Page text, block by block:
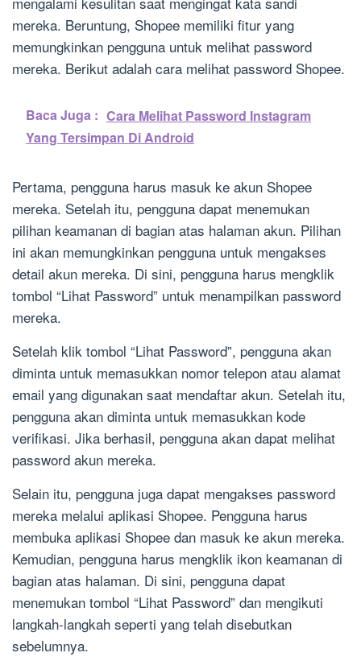
mereka. Beruntung, Shopee memiliki fitur yang
memungkinkan pengguna untuk melihat password
mereka. Berikut adalah cara melihat password Shopee.
Baca Juga : Cara Melihat Password Instagram
Yang Tersimpan Di Android
Pertama, pengguna harus masuk ke akun Shopee
mereka. Setelah itu, pengguna dapat menemukan
pilihan keamanan di bagian atas halaman akun. Pilihan
ini akan memungkinkan pengguna untuk mengakses
detail akun mereka. Di sini, pengguna harus mengklik
tombol “Lihat Password” untuk menampilkan password
mereka.
Setelah klik tombol “Lihat Password”, pengguna akan
diminta untuk memasukkan nomor telepon atau alamat
email yang digunakan saat mendaftar akun. Setelah itu,
pengguna akan diminta untuk memasukkan kode
verifikasi. Jika berhasil, pengguna akan dapat melihat
password akun mereka.
Selain itu, pengguna juga dapat mengakses password
mereka melalui aplikasi Shopee. Pengguna harus
membuka aplikasi Shopee dan masuk ke akun mereka.
Kemudian, pengguna harus mengklik ikon keamanan di
bagian atas halaman. Di sini, pengguna dapat
menemukan tombol “Lihat Password” dan mengikuti
langkah-langkah seperti yang telah disebutkan
sebelumnya.